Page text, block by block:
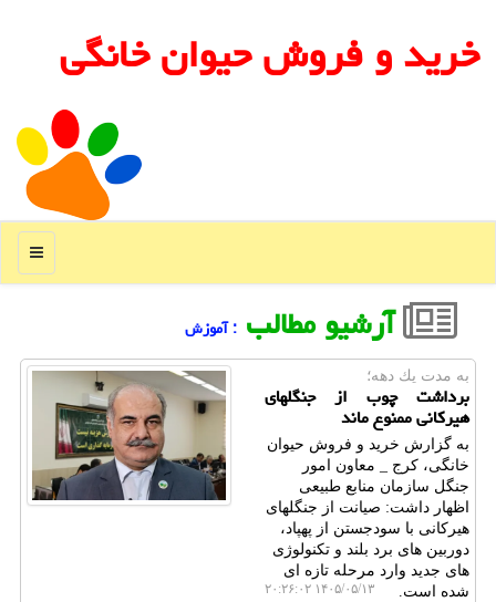
خرید و فروش حیوان خانگی
منو
آرشیو مطالب : آموزش
به مدت یك دهه؛
برداشت چوب از جنگلهای
هیرکانی ممنوع ماند
به گزارش خرید و فروش حیوان
خانگی، کرج _ معاون امور
جنگل سازمان منابع طبیعی
اظهار داشت: صیانت از جنگلهای
هیرکانی با سودجستن از پهپاد،
دوربین های برد بلند و تکنولوژی
های جدید وارد مرحله تازه ای
شده است.
۱۴۰۵/۰۵/۱۳ ۲۰:۲۶:۰۲